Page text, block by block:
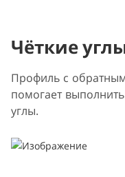
Чёткие
Профиль с
помогает
углы.